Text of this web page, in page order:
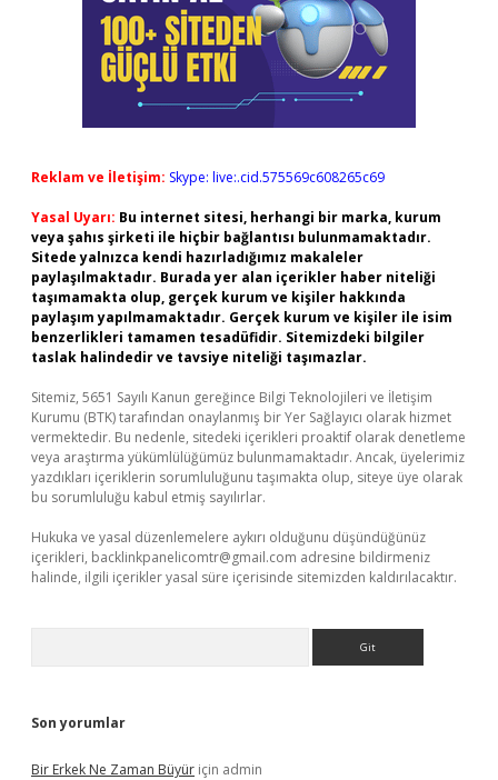
Reklam ve İletişim: Skype: live:.cid.575569c608265c69
Yasal Uyarı: Bu internet sitesi, herhangi bir marka, kurum
veya şahıs şirketi ile hiçbir bağlantısı bulunmamaktadır.
Sitede yalnızca kendi hazırladığımız makaleler
paylaşılmaktadır. Burada yer alan içerikler haber niteliği
taşımamakta olup, gerçek kurum ve kişiler hakkında
paylaşım yapılmamaktadır. Gerçek kurum ve kişiler ile isim
benzerlikleri tamamen tesadüfidir. Sitemizdeki bilgiler
taslak halindedir ve tavsiye niteliği taşımazlar.
Sitemiz, 5651 Sayılı Kanun gereğince Bilgi Teknolojileri ve İletişim
Kurumu (BTK) tarafından onaylanmış bir Yer Sağlayıcı olarak hizmet
vermektedir. Bu nedenle, sitedeki içerikleri proaktif olarak denetleme
veya araştırma yükümlülüğümüz bulunmamaktadır. Ancak, üyelerimiz
yazdıkları içeriklerin sorumluluğunu taşımakta olup, siteye üye olarak
bu sorumluluğu kabul etmiş sayılırlar.
Hukuka ve yasal düzenlemelere aykırı olduğunu düşündüğünüz
içerikleri, backlinkpanelicomtr@gmail.com adresine bildirmeniz
halinde, ilgili içerikler yasal süre içerisinde sitemizden kaldırılacaktır.
Son yorumlar
Bir Erkek Ne Zaman Büyür için admin